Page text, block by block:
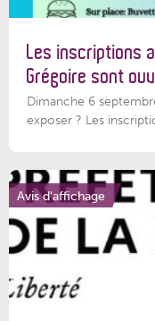
Les inscriptions
Grégoire sont
Dimanche 6
exposer ? Les
Avis d'affichage